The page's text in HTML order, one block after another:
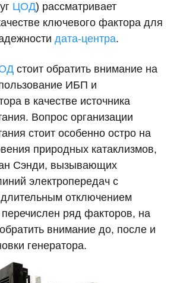
ЦОД) рассматривает
ключевого фактора для
дата-центра.
стоит обратить внимание на
ИБП и
в качестве источника
Вопрос организации
стоит особенно остро на
природных катаклизмов,
Сэнди, вызывающих
электропередач с
отключением
ряд факторов, на
внимание до, после и
генератора.